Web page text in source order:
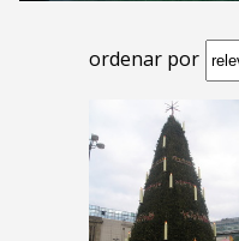
ordenar por